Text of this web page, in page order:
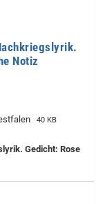
Notiz
40 KB
Gedicht: Rose